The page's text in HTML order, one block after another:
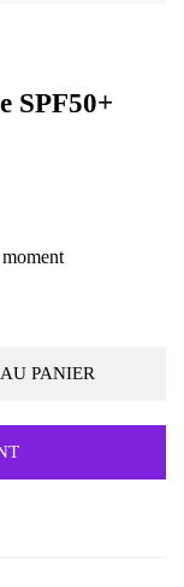
SPF50+
PANIER